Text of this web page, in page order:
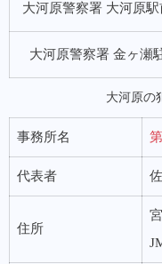
大河原警察署 大河原駅
大河原警察署 金ヶ瀬
大河原の
事務所名
代表者
住所